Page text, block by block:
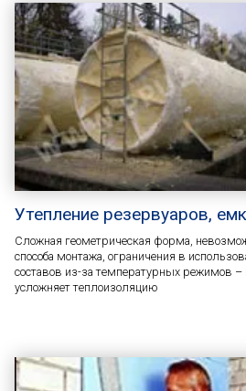
Утепление резервуаров,
Сложная геометрическая форма,
способа монтажа, ограничения в
составов из-за температурных режимов –
усложняет теплоизоляцию